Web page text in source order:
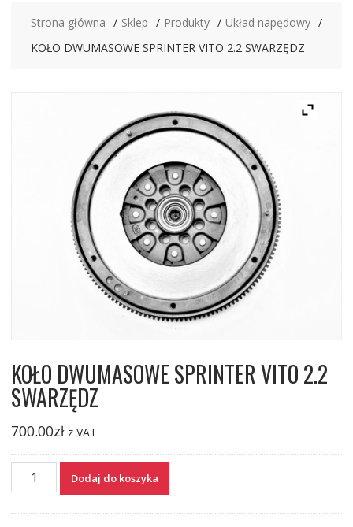
Strona główna Sklep Produkty
Układ napędowy
KOŁO DWUMASOWE SPRINTER VITO 2.2 SWARZĘDZ
KOŁO DWUMASOWE SPRINTER VITO 2.2
SWARZĘDZ
700.00zł z VAT
ilość
KOŁO
Dodaj do koszyka